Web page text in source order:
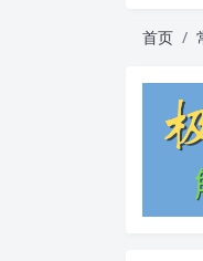
首页